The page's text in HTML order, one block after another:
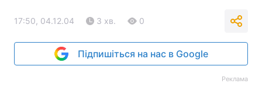
17:50, 04.12.04 3 хв. 0
Підпишіться на нас в Google
Реклама